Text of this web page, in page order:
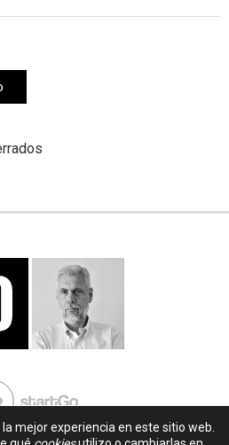
mejor experiencia en este sitio web.